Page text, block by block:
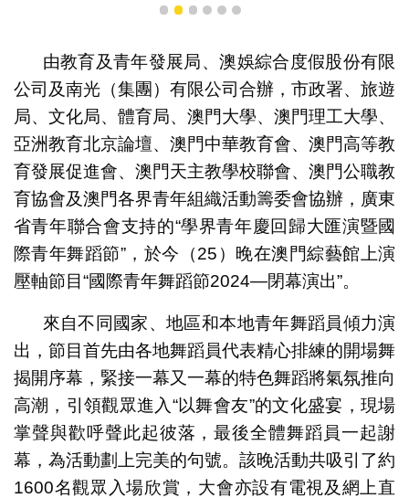
1 2 3 4 5 6
由教育及青年發展局、澳娛綜合度假股份有限
公司及南光（集團）有限公司合辦，市政署、旅遊
局、文化局、體育局、澳門大學、澳門理工大學、
亞洲教育北京論壇、澳門中華教育會、澳門高等教
育發展促進會、澳門天主教學校聯會、澳門公職教
育協會及澳門各界青年組織活動籌委會協辦，廣東
省青年聯合會支持的“學界青年慶回歸大匯演暨國
際青年舞蹈節”，於今（25）晚在澳門綜藝館上演
壓軸節目“國際青年舞蹈節2024—閉幕演出”。
來自不同國家、地區和本地青年舞蹈員傾力演
出，節目首先由各地舞蹈員代表精心排練的開場舞
揭開序幕，緊接一幕又一幕的特色舞蹈將氣氛推向
高潮，引領觀眾進入“以舞會友”的文化盛宴，現場
掌聲與歡呼聲此起彼落，最後全體舞蹈員一起謝
幕，為活動劃上完美的句號。該晚活動共吸引了約
1600名觀眾入場欣賞，大會亦設有電視及網上直